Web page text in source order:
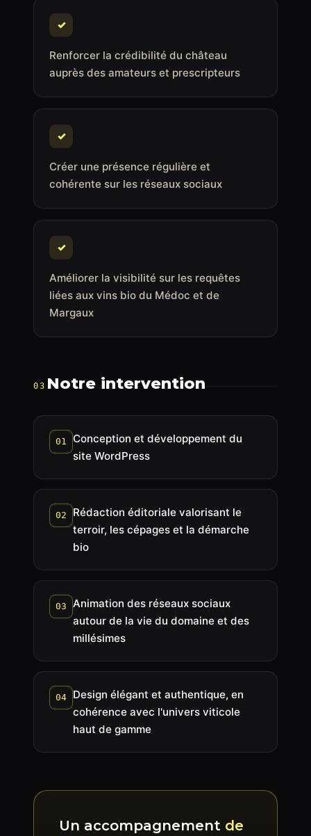
✓
Renforcer la crédibilité du château
auprès des amateurs et prescripteurs
✓
Créer une présence régulière et
cohérente sur les réseaux sociaux
✓
Améliorer la visibilité sur les requêtes
liées aux vins bio du Médoc et de
Margaux
03 Notre intervention
01
Conception et développement du
site WordPress
02
Rédaction éditoriale valorisant le
terroir, les cépages et la démarche
bio
03
Animation des réseaux sociaux
autour de la vie du domaine et des
millésimes
04
Design élégant et authentique, en
cohérence avec l'univers viticole
haut de gamme
Un accompagnement de